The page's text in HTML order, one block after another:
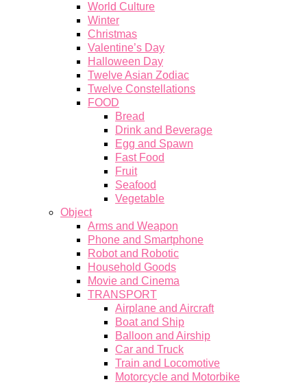
World Culture
Winter
Christmas
Valentine’s Day
Halloween Day
Twelve Asian Zodiac
Twelve Constellations
FOOD
Bread
Drink and Beverage
Egg and Spawn
Fast Food
Fruit
Seafood
Vegetable
Object
Arms and Weapon
Phone and Smartphone
Robot and Robotic
Household Goods
Movie and Cinema
TRANSPORT
Airplane and Aircraft
Boat and Ship
Balloon and Airship
Car and Truck
Train and Locomotive
Motorcycle and Motorbike